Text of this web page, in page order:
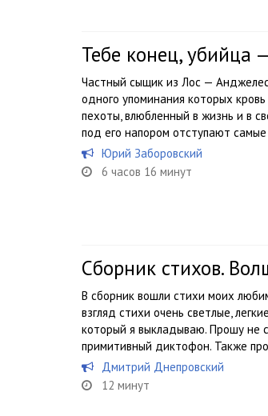
Тебе конец, убийца
Частный сыщик из Лос —
одного упоминания которых
пехоты, влюбленный в жизнь и в
под его напором отступают
Юрий Заборовский
6 часов 16 минут
Сборник стихов.
В сборник вошли стихи моих
взгляд стихи очень светлые,
который я выкладываю. Прошу не
примитивный диктофон. Также
Дмитрий Днепровский
12 минут